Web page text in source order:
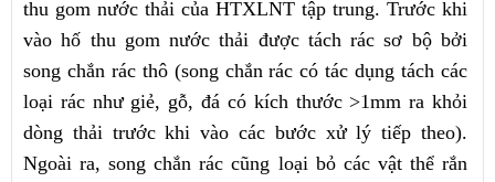
thu gom nước thải của HTXLNT tập trung. Trước khi
vào hố thu gom nước thải được tách rác sơ bộ bởi
song chắn rác thô (song chắn rác có tác dụng tách các
loại rác như giẻ, gỗ, đá có kích thước >1mm ra khỏi
dòng thải trước khi vào các bước xử lý tiếp theo).
Ngoài ra, song chắn rác cũng loại bỏ các vật thể rắn